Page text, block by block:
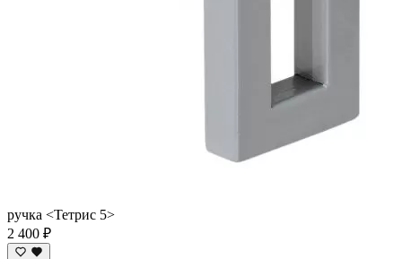
ручка <Тетрис 5>
2 400 ₽